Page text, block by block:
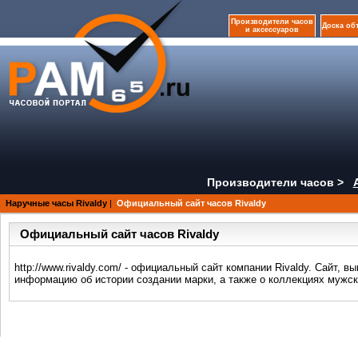
Производители часов
и аксессуаров
Доска
Производители часов >
Наручные часы Rivaldy | Официальный сайт часов Rivaldy
Официальный сайт часов Rivaldy
http://www.rivaldy.com/ - официальный сайт компании Rivaldy. Сайт,
информацию об истории создании марки, а также о коллекциях